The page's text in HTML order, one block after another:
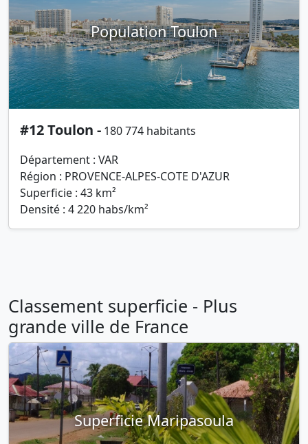
Population Toulon
#12 Toulon - 180 774 habitants
Département : VAR
Région : PROVENCE-ALPES-COTE D'AZUR
Superficie : 43 km²
Densité : 4 220 habs/km²
Classement superficie - Plus
grande ville de France
Superficie Maripasoula